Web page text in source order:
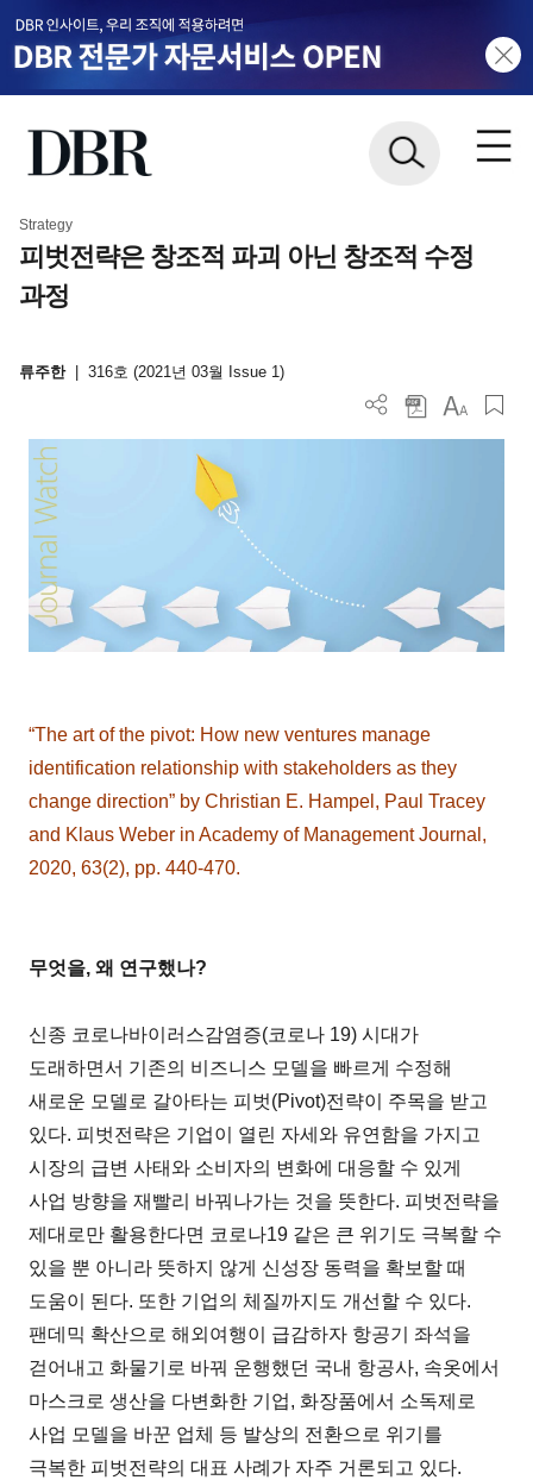
Strategy
피벗전략은 창조적 파괴 아닌 창조적 수정
과정
류주한 316호 (2021년 03월 Issue 1)
“The art of the pivot: How new ventures manage
identification relationship with stakeholders as they
change direction” by Christian E. Hampel, Paul Tracey
and Klaus Weber in Academy of Management Journal,
2020, 63(2), pp. 440-470.
무엇을, 왜 연구했나?
신종 코로나바이러스감염증(코로나 19) 시대가
도래하면서 기존의 비즈니스 모델을 빠르게 수정해
새로운 모델로 갈아타는 피벗(Pivot)전략이 주목을 받고
있다. 피벗전략은 기업이 열린 자세와 유연함을 가지고
시장의 급변 사태와 소비자의 변화에 대응할 수 있게
사업 방향을 재빨리 바꿔나가는 것을 뜻한다. 피벗전략을
제대로만 활용한다면 코로나19 같은 큰 위기도 극복할 수
있을 뿐 아니라 뜻하지 않게 신성장 동력을 확보할 때
도움이 된다. 또한 기업의 체질까지도 개선할 수 있다.
팬데믹 확산으로 해외여행이 급감하자 항공기 좌석을
걷어내고 화물기로 바꿔 운행했던 국내 항공사, 속옷에서
마스크로 생산을 다변화한 기업, 화장품에서 소독제로
사업 모델을 바꾼 업체 등 발상의 전환으로 위기를
극복한 피벗전략의 대표 사례가 자주 거론되고 있다.